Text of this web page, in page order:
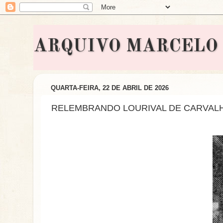
ARQUIVO MARCELO
QUARTA-FEIRA, 22 DE ABRIL DE 2026
RELEMBRANDO LOURIVAL DE